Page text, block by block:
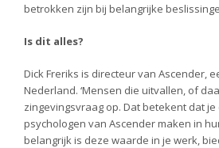
betrokken zijn bij belangrijke
Is dit alles?
Dick Freriks is directeur van Ascender,
Nederland. ‘Mensen die uitvallen, of
zingevingsvraag op. Dat betekent dat
psychologen van Ascender maken in
belangrijk is deze waarde in je werk,